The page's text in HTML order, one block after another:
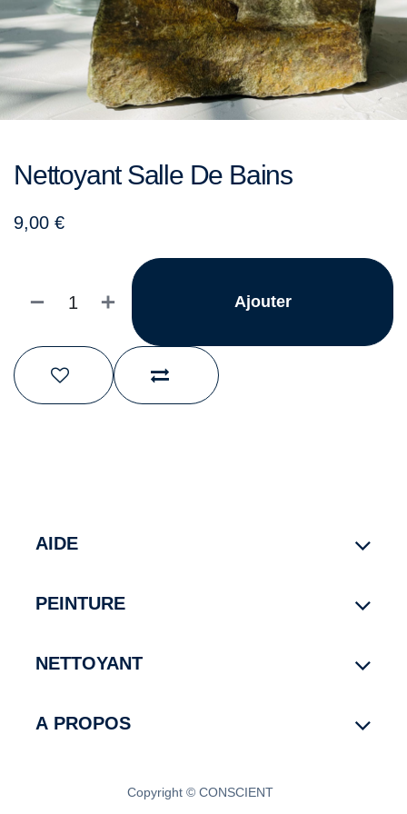
Nettoyant Salle De Bains
9,00 €
Ajouter
AIDE
PEINTURE
NETTOYANT
A PROPOS
Copyright © CONSCIENT